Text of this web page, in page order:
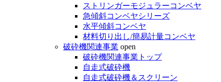
ストリンガーモジュラーコンベヤ
急傾斜コンベヤシリーズ
水平傾斜コンベヤ
材料切り出し/簡易計量コンベヤ
破砕機関連事業 open
破砕機関連事業トップ
自走式破砕機
自走式破砕機＆スクリーン